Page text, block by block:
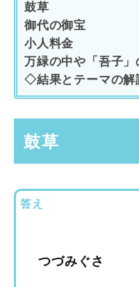
鼓草
御代の御宝
小人料金
万緑の中や「吾子
◇結果とテーマの解
鼓草
答え
つづみぐさ